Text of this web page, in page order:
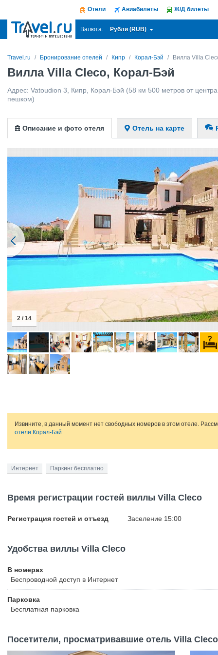
Отели Авиабилеты Ж/Д билеты
Валюта: Рубли (RUB)
Travel.ru Бронирование отелей Кипр Корал-Бэй Вилла Villa
Вилла Villa Cleco, Корал-Бэй
Адрес: Vatoudion 3 Кипр Корал-Бэй (58 км 500 метров от
пешком)
Описание и фото отеля Отель на карте
2 / 14
Извините, в данный момент нет свободных номеров в этом отеле.
отели Корал-Бэй.
Интернет Паркинг бесплатно
Время регистрации гостей виллы Villa Cleco
Регистрация гостей и отъезд Заселение 15:00
Удобства виллы Villa Cleco
В номерах
Беспроводной доступ в Интернет
Парковка
Бесплатная парковка
Посетители, просматривавшие отель Villa